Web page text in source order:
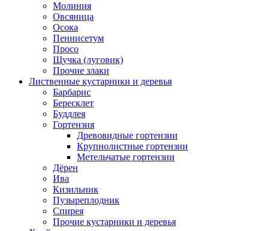
Молиния
Овсяница
Осока
Пеннисетум
Просо
Щучка (луговик)
Прочие злаки
Лиственные кустарники и деревья
Барбарис
Бересклет
Буддлея
Гортензия
Древовидные гортензии
Крупнолистные гортензии
Метельчатые гортензии
Дёрен
Ива
Кизильник
Пузыреплодник
Спирея
Прочие кустарники и деревья